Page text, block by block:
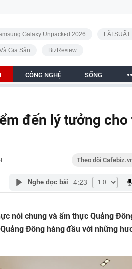
Galaxy Unpacked 2026 LÃI SUẤT
Gia Sản BizReview
CÔNG NGHỆ SỐNG
đến lý tưởng
Theo dõi
Nghe đọc bài 4:23
nói chung và ẩm thực Quảng
Đông hàng đầu với những